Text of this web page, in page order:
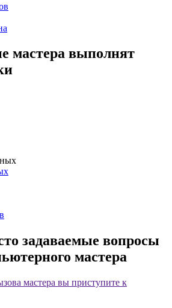
мастера выполнят
задаваемые вопросы
мастера
мастера вы приступите к